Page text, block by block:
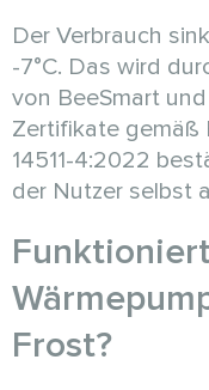
Der Verbrauch
-7°C. Das wird
von BeeSmart
Zertifikate gemäß
14511-4:2022
der Nutzer selbst
Frost?